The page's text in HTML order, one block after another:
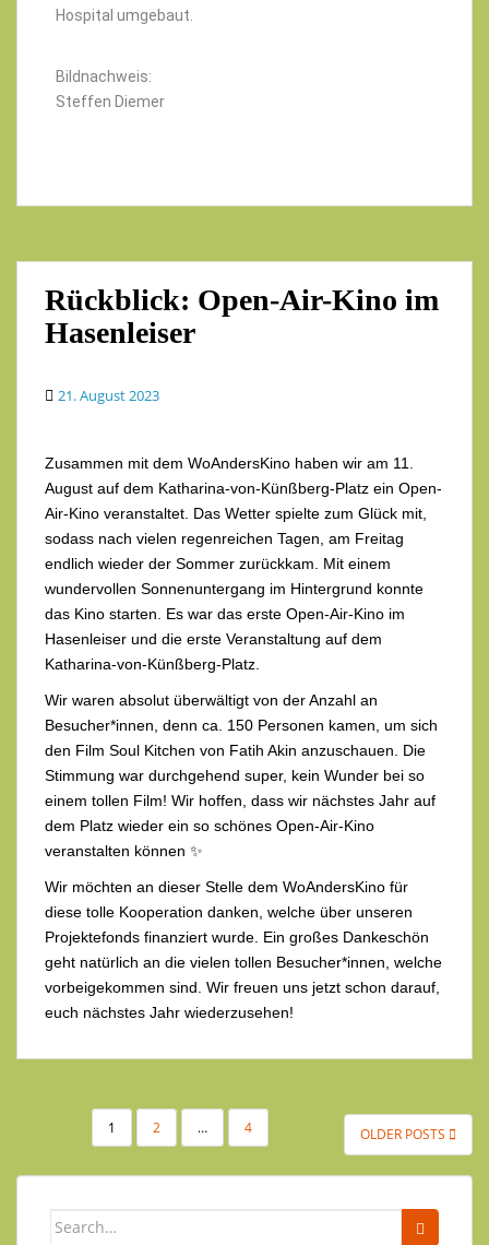
Hospital umgebaut.
Bildnachweis:
Steffen Diemer
Rückblick: Open-Air-Kino im
Hasenleiser
21. August 2023
Zusammen mit dem WoAndersKino haben wir am 11.
August auf dem Katharina-von-Künßberg-Platz ein Open-
Air-Kino veranstaltet. Das Wetter spielte zum Glück mit,
sodass nach vielen regenreichen Tagen, am Freitag
endlich wieder der Sommer zurückkam. Mit einem
wundervollen Sonnenuntergang im Hintergrund konnte
das Kino starten. Es war das erste Open-Air-Kino im
Hasenleiser und die erste Veranstaltung auf dem
Katharina-von-Künßberg-Platz.
Wir waren absolut überwältigt von der Anzahl an
Besucher*innen, denn ca. 150 Personen kamen, um sich
den Film Soul Kitchen von Fatih Akin anzuschauen. Die
Stimmung war durchgehend super, kein Wunder bei so
einem tollen Film! Wir hoffen, dass wir nächstes Jahr auf
dem Platz wieder ein so schönes Open-Air-Kino
veranstalten können ✨
Wir möchten an dieser Stelle dem WoAndersKino für
diese tolle Kooperation danken, welche über unseren
Projektefonds finanziert wurde. Ein großes Dankeschön
geht natürlich an die vielen tollen Besucher*innen, welche
vorbeigekommen sind. Wir freuen uns jetzt schon darauf,
euch nächstes Jahr wiederzusehen!
1 2 … 4 OLDER POSTS